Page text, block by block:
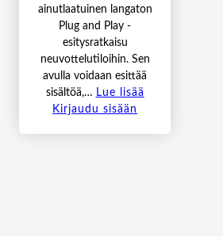
ainutlaatuinen langaton
Plug and Play -
esitysratkaisu
neuvottelutiloihin. Sen
avulla voidaan esittää
sisältöä,… Lue lisää
Kirjaudu sisään